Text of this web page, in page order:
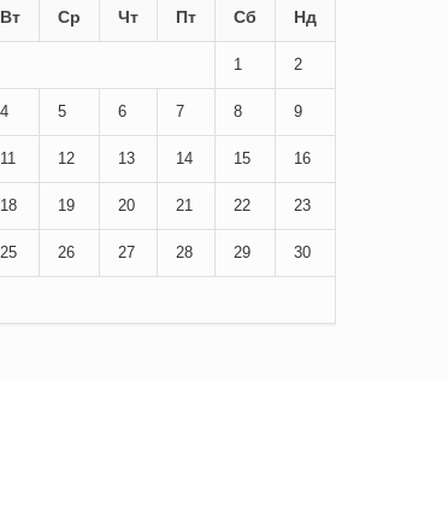
Вт Ср Чт Пт Сб Нд
1 2
4 5 6 7 8 9
11 12 13 14 15 16
18 19 20 21 22 23
25 26 27 28 29 30